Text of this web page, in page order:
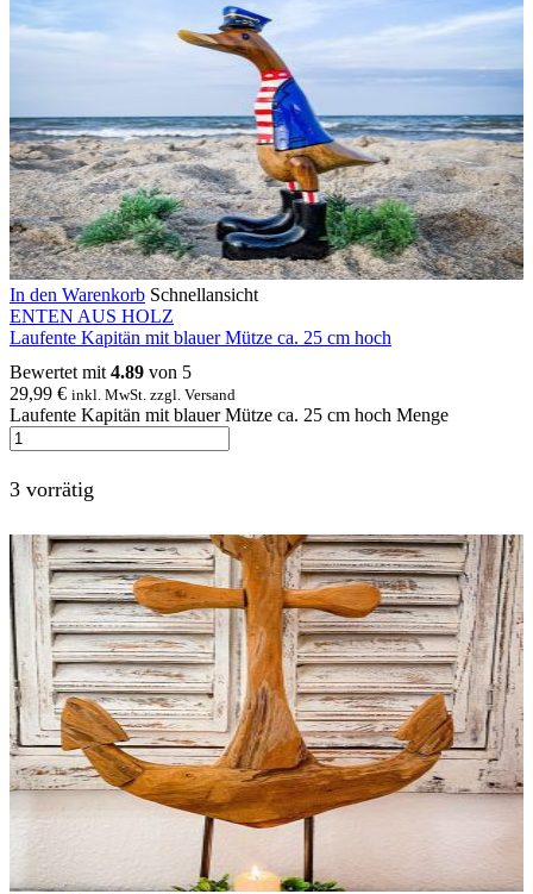
In den Warenkorb Schnellansicht
ENTEN AUS HOLZ
Laufente Kapitän mit blauer Mütze ca. 25 cm hoch
Bewertet mit 4.89 von 5
29,99 € inkl. MwSt. zzgl. Versand
Laufente Kapitän mit blauer Mütze ca. 25 cm hoch Menge
3 vorrätig